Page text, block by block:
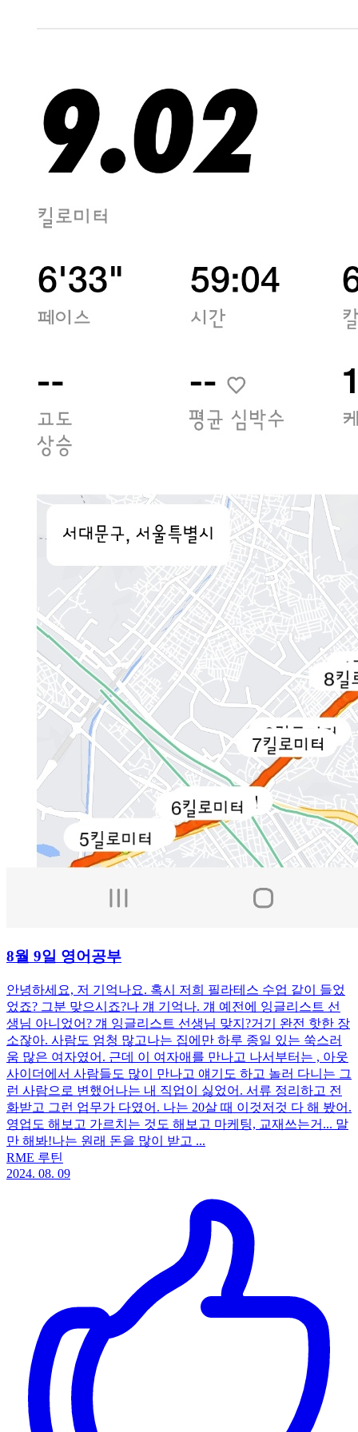
8월 9일 영어공부
안녕하세요, 저 기억나요. 혹시 저희 필라테스 수업 같이 들었
었죠? 그분 맞으시죠?나 걔 기억나. 걔 예전에 잉글리스트 선
생님 아니었어? 걔 잉글리스트 선생님 맞지?거기 완전 핫한 장
소잖아. 사람도 엄청 많고나는 집에만 하루 종일 있는 쑥스러
움 많은 여자였어. 근데 이 여자애를 만나고 나서부터는 , 아웃
사이더에서 사람들도 많이 만나고 얘기도 하고 놀러 다니는 그
런 사람으로 변했어나는 내 직업이 싫었어. 서류 정리하고 전
화받고 그런 업무가 다였어. 나는 20살 때 이것저것 다 해 봤어.
영업도 해보고 가르치는 것도 해보고 마케팅, 교재쓰는거... 말
만 해봐!나는 원래 돈을 많이 받고 ...
RME 루틴
2024. 08. 09